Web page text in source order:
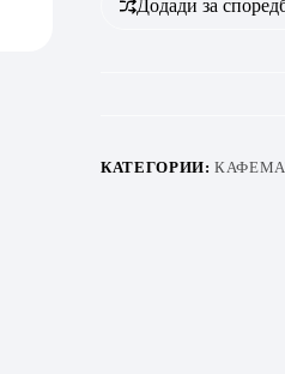
Додади за
КАТЕГОРИИ: